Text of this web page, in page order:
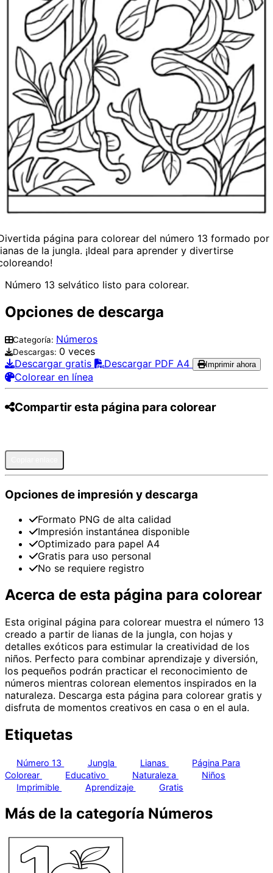
página para colorear del número 13 formado por
de la jungla. ¡Ideal para aprender y divertirse
Número 13 selvático listo para colorear.
Opciones de descarga
Categoría: Números
Descargas: 0 veces
Descargar gratis
Descargar PDF A4 Imprimir ahora
Colorear en línea
Compartir esta página para colorear
Opciones de impresión y descarga
Formato PNG de alta calidad
Impresión instantánea disponible
Optimizado para papel A4
Gratis para uso personal
No se requiere registro
Acerca de esta página para colorear
Esta original página para colorear muestra el número 13
creado a partir de lianas de la jungla, con hojas y
detalles exóticos para estimular la creatividad de los
niños. Perfecto para combinar aprendizaje y diversión,
los pequeños podrán practicar el reconocimiento de
números mientras colorean elementos inspirados en la
naturaleza. Descarga esta página para colorear gratis y
disfruta de momentos creativos en casa o en el aula.
Etiquetas
Número 13 Jungla Lianas
Página Para
Colorear
Educativo Naturaleza
Niños
Imprimible
Aprendizaje Gratis
Más de la categoría Números